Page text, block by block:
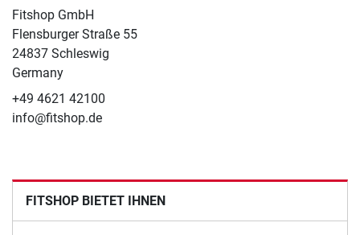
Fitshop GmbH
Flensburger Straße 55
24837 Schleswig
Germany
+49 4621 42100
info@fitshop.de
FITSHOP BIETET IHNEN